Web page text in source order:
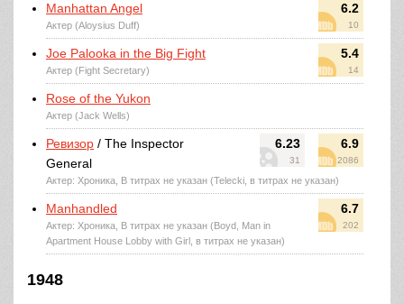
6.2
10
Manhattan Angel
Актер (Aloysius Duff)
5.4
14
Joe Palooka in the Big Fight
Актер (Fight Secretary)
Rose of the Yukon
Актер (Jack Wells)
6.23
31
6.9
2086
Ревизор / The Inspector
General
Актер: Хроника, В титрах не указан (Telecki, в титрах не указан)
6.7
202
Manhandled
Актер: Хроника, В титрах не указан (Boyd, Man in
Apartment House Lobby with Girl, в титрах не указан)
1948